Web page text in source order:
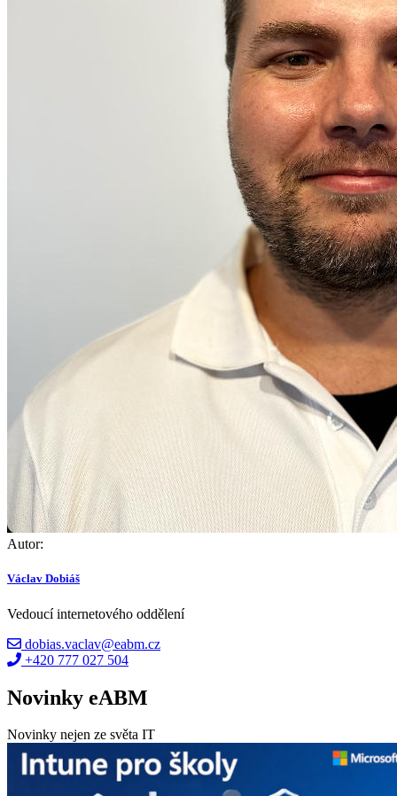
Autor:
Václav Dobiáš
Vedoucí internetového oddělení
dobias.vaclav@eabm.cz
+420 777 027 504
Novinky eABM
Novinky nejen ze světa IT